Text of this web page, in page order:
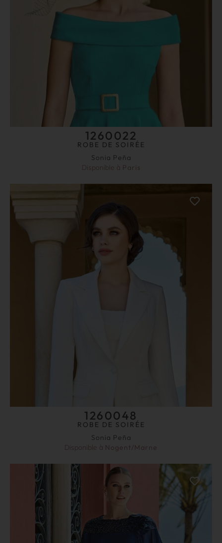
1260022
ROBE DE SOIRÉE
Sonia Peña
Disponible à Paris
1260048
ROBE DE SOIRÉE
Sonia Peña
Disponible à Nogent/Marne